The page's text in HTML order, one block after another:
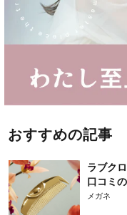
おすすめの記事
ラブク
口コミ
メガネ